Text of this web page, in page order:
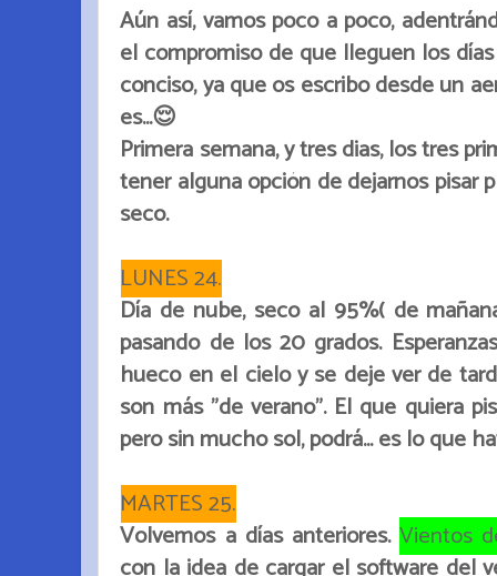
Aún así, vamos poco a poco,
el compromiso de que lleguen los
conciso, ya que os escribo desde un
es...😌
Primera semana, y tres dias, los tres
tener alguna opción de dejarnos pisar
seco.
LUNES 24.
Día de nube, seco al 95%( de
pasando de los 20 grados.
hueco en el cielo y se deje ver de
son más "de verano". El que quiera
pero sin mucho sol, podrá... es lo que
MARTES 25.
Volvemos a días anteriores. Vientos
con la idea de cargar el software del